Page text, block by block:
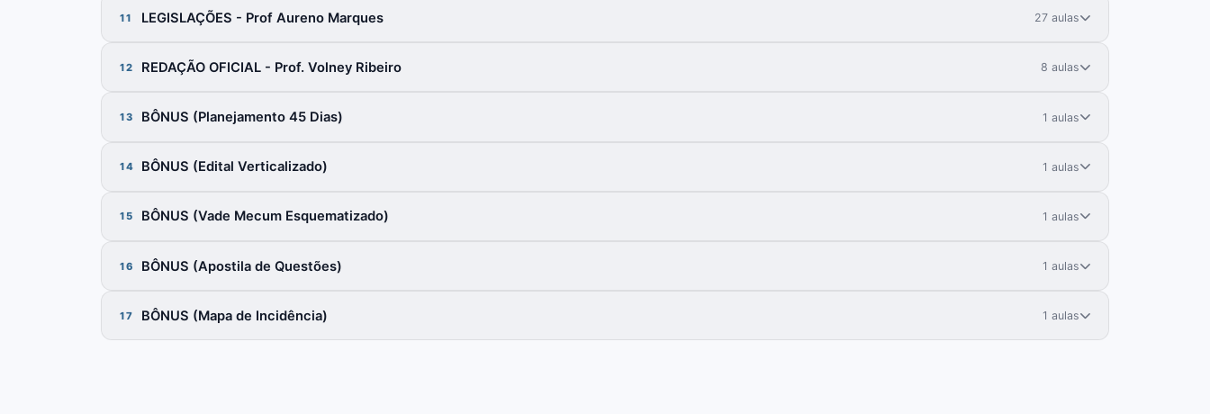
11 LEGISLAÇÕES - Prof Aureno Marques 27 aulas
12 REDAÇÃO OFICIAL - Prof. Volney Ribeiro 8 aulas
13 BÔNUS (Planejamento 45 Dias) 1 aulas
14 BÔNUS (Edital Verticalizado) 1 aulas
15 BÔNUS (Vade Mecum Esquematizado) 1 aulas
16 BÔNUS (Apostila de Questões) 1 aulas
17 BÔNUS (Mapa de Incidência) 1 aulas